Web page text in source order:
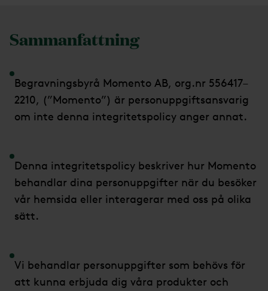
Sammanfattning
Begravningsbyrå Momento AB, org.nr 556417–
2210, (”Momento”) är personuppgiftsansvarig
om inte denna integritetspolicy anger annat.
Denna integritetspolicy beskriver hur Momento
behandlar dina personuppgifter när du besöker
vår hemsida eller interagerar med oss på olika
sätt.
Vi behandlar personuppgifter som behövs för
att kunna erbjuda dig våra produkter och